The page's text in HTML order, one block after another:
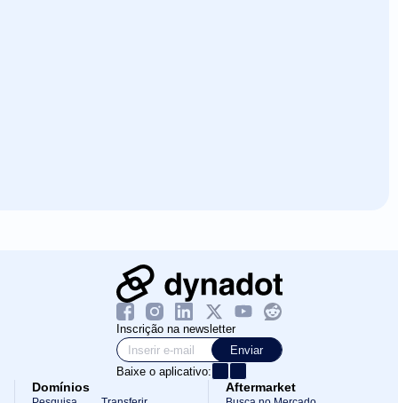
Inscrição na newsletter
Enviar
Baixe o aplicativo:
Domínios Aftermarket